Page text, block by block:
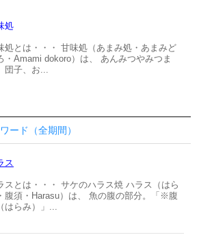
処
処とは・・・ 甘味処（あまみ処・あまみど
・Amami dokoro）は、 あんみつやみつま
団子、お...
ード（全期間）
ス
スとは・・・ サケのハラス焼 ハラス（はら
腹須・Harasu）は、 魚の腹の部分。「※腹
はらみ）」...